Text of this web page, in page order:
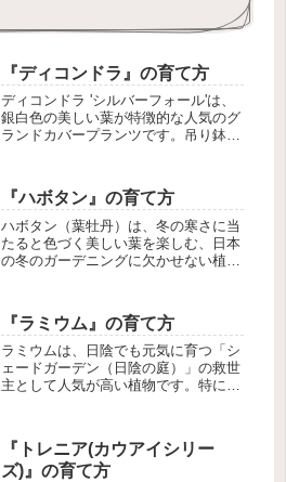
『ディコンドラ』の育て方
ディコンドラ 'シルバーフォール'は、
銀白色の美しい葉が特徴的な人気のグ
ランドカバープランツです。吊り鉢や
比べて性質がやや異なるため、その点
を踏まえた栽培が成功のポイントと...
『ハボタン』の育て方
ハボタン（葉牡丹）は、冬の寒さに当
たると色づく美しい葉を楽しむ、日本
の冬のガーデニングに欠かせない植物
月飾りや寄せ植えの主役として親しま
れています。ハボタンの基本情報学
名： B...
『ラミウム』の育て方
ラミウムは、日陰でも元気に育つ「シ
ェードガーデン（日陰の庭）」の救世
主として人気が高い植物です。特に葉
ラミウム(オドリコソウ)の基本情報植
物名：ラミウム（和名：踊子草（オ
ド...
『トレニア(カウアイシリー
ズ)』の育て方